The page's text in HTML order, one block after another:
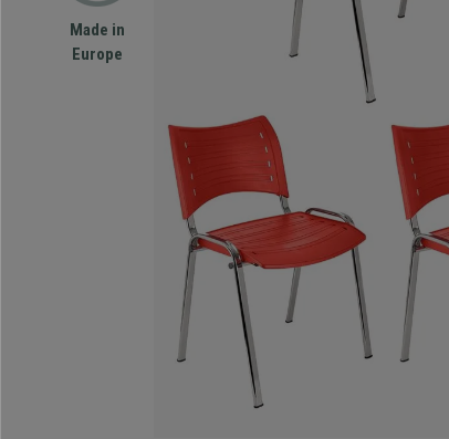
Made in
Europe